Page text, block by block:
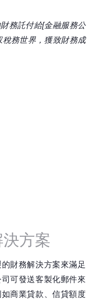
務託付給[金融服務公
務世界，獲致財務成
方案
財務解決方案來滿足
可發送客製化郵件來
商業貸款、信貸額度